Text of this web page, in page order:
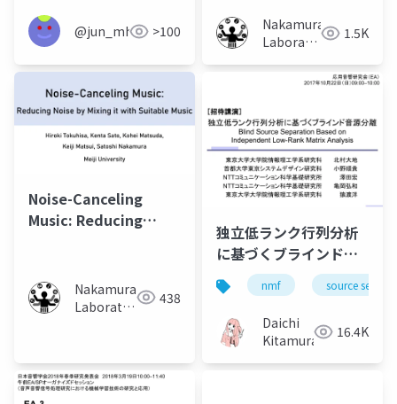
VRChat
@jun_mh4g>100
Nakamura
Laboratory
University)
1.5K
Noise-Canceling
Music: Reducing
Nakamura
Laboratory
438
独立低ランク行列分析
に基づくブラインド音
源分離（Blind source
separation based on
independent low-
rank matrix
analysis）
nmf source
Daichi
Kitamura
16.4K